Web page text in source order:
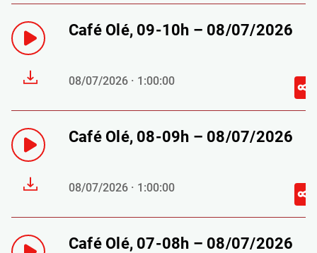
Café Olé, 09-10h – 08/07/2026
08/07/2026 · 1:00:00
Café Olé, 08-09h – 08/07/2026
08/07/2026 · 1:00:00
Café Olé, 07-08h – 08/07/2026